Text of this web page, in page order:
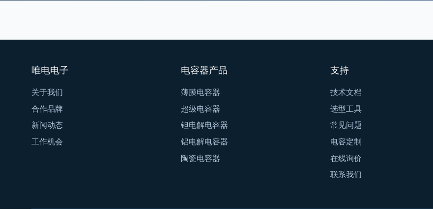
唯电电子
关于我们
合作品牌
新闻动态
工作机会
电容器产品
薄膜电容器
超级电容器
钽电解电容器
铝电解电容器
陶瓷电容器
支持
技术文档
选型工具
常见问题
电容定制
在线询价
联系我们